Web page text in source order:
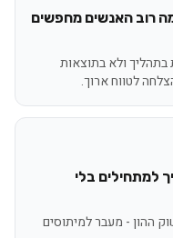
רוב האנשים מחפשים
ולא בתוצאות
לטווח ארוך.
למתחילים בלי
ההון - מעבר למיתוסים